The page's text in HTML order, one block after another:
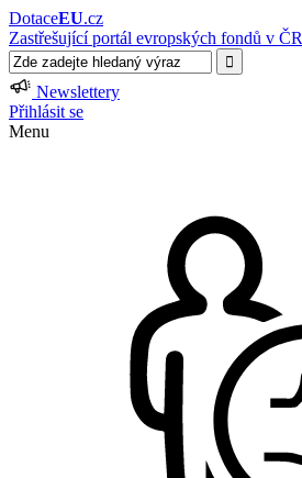
DotaceEU.cz
Zastřešující portál evropských fondů v ČR
Newslettery
Přihlásit se
Menu